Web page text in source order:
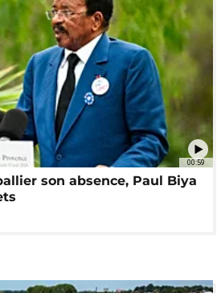
00:59
son absence, Paul Biya